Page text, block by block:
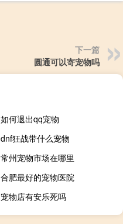
下一篇
圆通可以寄宠物吗
如何退出qq宠物
dnf狂战带什么宠物
常州宠物市场在哪里
合肥最好的宠物医院
宠物店有安乐死吗